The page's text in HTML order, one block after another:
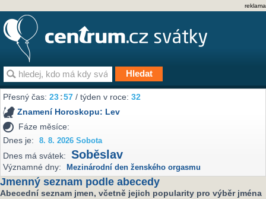
reklama
Přesný čas:23:57 / týden v roce:32
Znamení Horoskopu: Lev
Fáze měsíce:
Dnes je:
8. 8. 2026 Sobota
Dnes má svátek: Soběslav
Významné dny: Mezinárodní den ženského orgasmu
Jmenný seznam podle abecedy
Abecední seznam jmen, včetně jejich popularity pro výběr jména